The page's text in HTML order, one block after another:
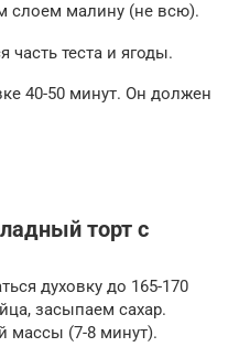
слоем малину (не всю).
теста и ягоды.
40-50 минут. Он должен
торт с
духовку до 165-170
засыпаем сахар.
массы (7-8 минут).